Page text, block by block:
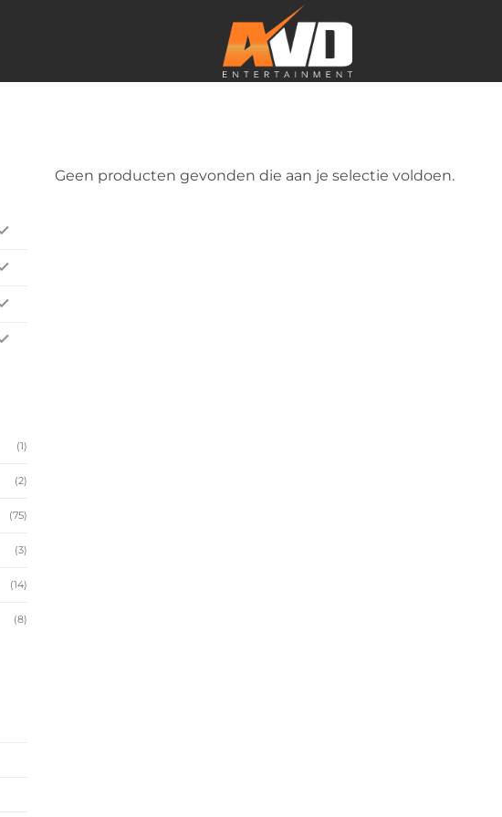
(1)
(2)
(75)
(3)
(14)
(8)
Geen producten gevonden die aan je selectie voldoen.